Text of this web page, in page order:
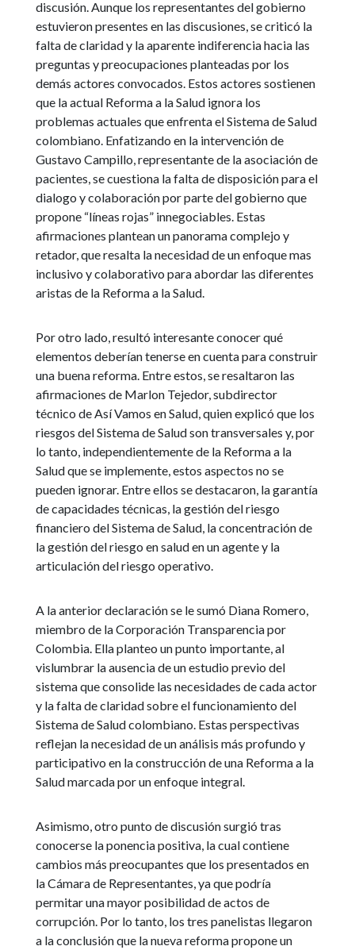
discusión. Aunque los representantes del gobierno
estuvieron presentes en las discusiones, se criticó la
falta de claridad y la aparente indiferencia hacia las
preguntas y preocupaciones planteadas por los
demás actores convocados. Estos actores sostienen
que la actual Reforma a la Salud ignora los
problemas actuales que enfrenta el Sistema de Salud
colombiano. Enfatizando en la intervención de
Gustavo Campillo, representante de la asociación de
pacientes, se cuestiona la falta de disposición para el
dialogo y colaboración por parte del gobierno que
propone “líneas rojas” innegociables. Estas
afirmaciones plantean un panorama complejo y
retador, que resalta la necesidad de un enfoque mas
inclusivo y colaborativo para abordar las diferentes
aristas de la Reforma a la Salud.
Por otro lado, resultó interesante conocer qué
elementos deberían tenerse en cuenta para construir
una buena reforma. Entre estos, se resaltaron las
afirmaciones de Marlon Tejedor, subdirector
técnico de Así Vamos en Salud, quien explicó que los
riesgos del Sistema de Salud son transversales y, por
lo tanto, independientemente de la Reforma a la
Salud que se implemente, estos aspectos no se
pueden ignorar. Entre ellos se destacaron, la garantía
de capacidades técnicas, la gestión del riesgo
financiero del Sistema de Salud, la concentración de
la gestión del riesgo en salud en un agente y la
articulación del riesgo operativo.
A la anterior declaración se le sumó Diana Romero,
miembro de la Corporación Transparencia por
Colombia. Ella planteo un punto importante, al
vislumbrar la ausencia de un estudio previo del
sistema que consolide las necesidades de cada actor
y la falta de claridad sobre el funcionamiento del
Sistema de Salud colombiano. Estas perspectivas
reflejan la necesidad de un análisis más profundo y
participativo en la construcción de una Reforma a la
Salud marcada por un enfoque integral.
Asimismo, otro punto de discusión surgió tras
conocerse la ponencia positiva, la cual contiene
cambios más preocupantes que los presentados en
la Cámara de Representantes, ya que podría
permitar una mayor posibilidad de actos de
corrupción. Por lo tanto, los tres panelistas llegaron
a la conclusión que la nueva reforma propone un